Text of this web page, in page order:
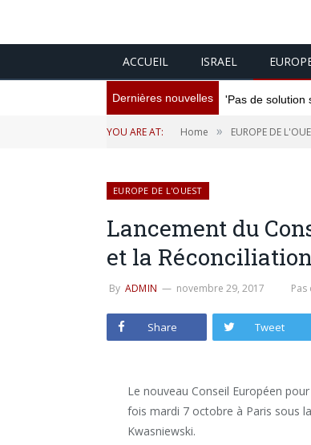
ACCUEIL ISRAEL
Dernières nouvelles 'Pas de solution
YOU ARE AT: Home » EUROPE DE
EUROPE DE L'OUEST
Lancement du
et la Réconciliation
By ADMIN novembre 29, 2017
Share Tweet
Le nouveau Conseil Européen
fois mardi 7 octobre à Paris sous
Kwasniewski.